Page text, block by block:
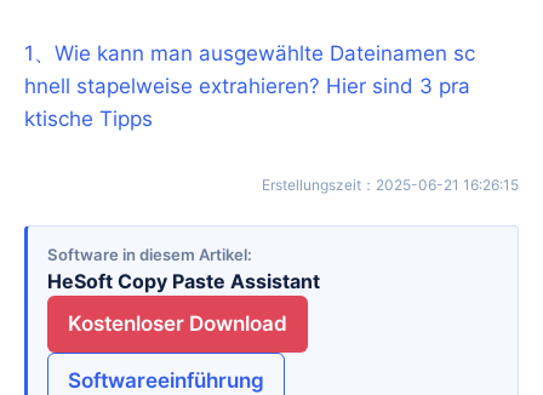
1 、 Wie kann man ausgewählte Dateinamen sc
hnell stapelweise extrahieren? Hier sind 3 pra
ktische Tipps
Erstellungszeit ： 2025-06-21 16:26:15
Software in diesem Artikel
HeSoft Copy Paste Assistant
Kostenloser Download
Softwareeinführung